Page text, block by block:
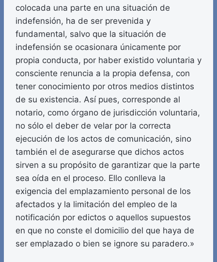
colocada una parte en una situación de
indefensión, ha de ser prevenida y
fundamental, salvo que la situación de
indefensión se ocasionara únicamente por
propia conducta, por haber existido voluntaria y
consciente renuncia a la propia defensa, con
tener conocimiento por otros medios distintos
de su existencia. Así pues, corresponde al
notario, como órgano de jurisdicción voluntaria,
no sólo el deber de velar por la correcta
ejecución de los actos de comunicación, sino
también el de asegurarse que dichos actos
sirven a su propósito de garantizar que la parte
sea oída en el proceso. Ello conlleva la
exigencia del emplazamiento personal de los
afectados y la limitación del empleo de la
notificación por edictos o aquellos supuestos
en que no conste el domicilio del que haya de
ser emplazado o bien se ignore su paradero.»